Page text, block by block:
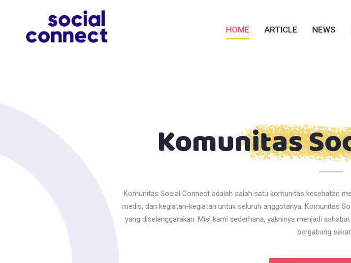
HOME ARTICLE NEWS
Komunitas
Komunitas Social Connect adalah salah satu komunitas kesehatan
medis, dan kegiatan-kegiatan untuk seluruh anggotanya. Komunitas
yang diselenggarakan. Misi kami sederhana, yakninya menjadi
bergabung